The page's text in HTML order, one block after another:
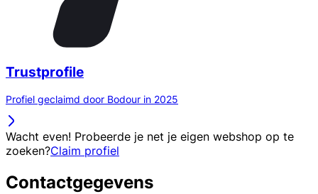
Trustprofile
Profiel geclaimd door Bodour in 2025
Wacht even! Probeerde je net je eigen webshop op te
zoeken?Claim profiel
Contactgegevens